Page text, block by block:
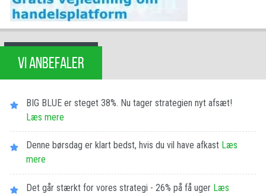
VI ANBEFALER
BIG BLUE er steget 38%. Nu tager strategien nyt afsæt!
Læs mere
Denne børsdag er klart bedst, hvis du vil have afkast Læs
mere
Det går stærkt for vores strategi - 26% på få uger Læs